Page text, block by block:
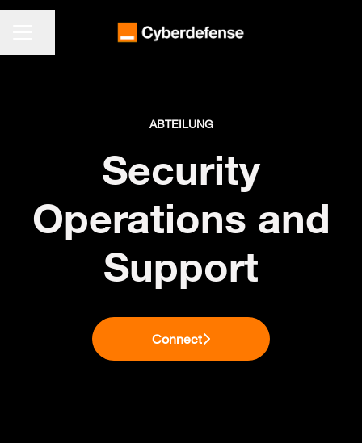
ABTEILUNG
Security
Operations and
Support
Connect